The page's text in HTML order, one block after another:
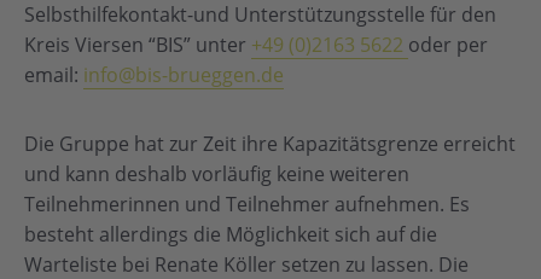
Selbsthilfekontakt-und Unterstützungsstelle für den
Kreis Viersen “BIS” unter +49 (0)2163 5622 oder per
email: info@bis-brueggen.de
Die Gruppe hat zur Zeit ihre Kapazitätsgrenze erreicht
und kann deshalb vorläufig keine weiteren
Teilnehmerinnen und Teilnehmer aufnehmen. Es
besteht allerdings die Möglichkeit sich auf die
Warteliste bei Renate Köller setzen zu lassen. Die